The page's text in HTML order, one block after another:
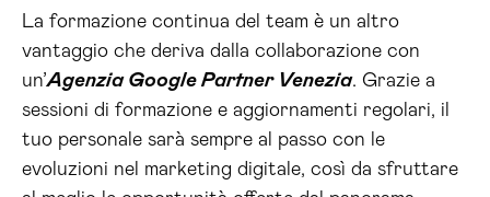
La formazione continua del team è un altro
vantaggio che deriva dalla collaborazione con
un’Agenzia Google Partner Venezia. Grazie a
sessioni di formazione e aggiornamenti regolari, il
tuo personale sarà sempre al passo con le
evoluzioni nel marketing digitale, così da sfruttare